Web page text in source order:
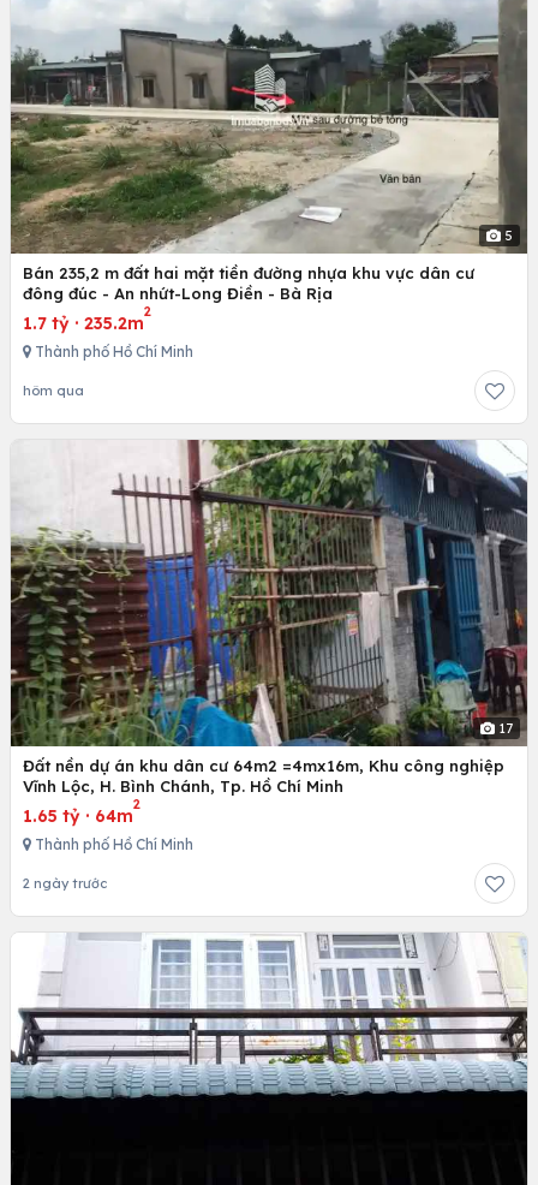
5
Bán 235,2 m đất hai mặt tiền đường nhựa khu vực dân cư
đông đúc - An nhứt-Long Điền - Bà Rịa
1.7 tỷ · 235.2m
2
Thành phố Hồ Chí Minh
hôm qua
17
Đất nền dự án khu dân cư 64m2 =4mx16m, Khu công nghiệp
Vĩnh Lộc, H. Bình Chánh, Tp. Hồ Chí Minh
1.65 tỷ · 64m
2
Thành phố Hồ Chí Minh
2 ngày trước